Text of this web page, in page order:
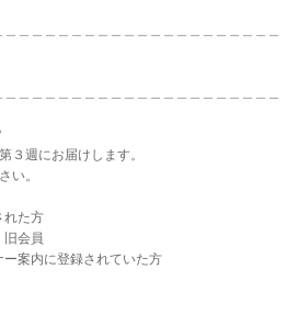
３週にお届けします。
い。
れた方
旧会員
ー案内に登録されていた方